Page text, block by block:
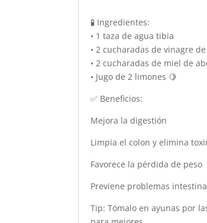
🧪 Ingredientes:
• 1 taza de agua tibia
• 2 cucharadas de vinagre
• 2 cucharadas de miel de
• Jugo de 2 limones 🍋
✅ Beneficios:
Mejora la digestión
Limpia el colon y elimina
Favorece la pérdida de peso
Previene problemas
Tip: Tómalo en ayunas por